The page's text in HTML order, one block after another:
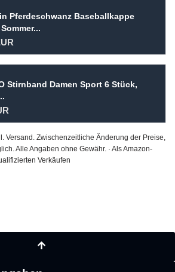
Pferdeschwanz Baseballkappe
Stirnband Damen Sport 6 Stück,
Versand. Zwischenzeitliche Änderung der Preise,
Alle Angaben ohne Gewähr. · Als Amazon-
Verkäufen